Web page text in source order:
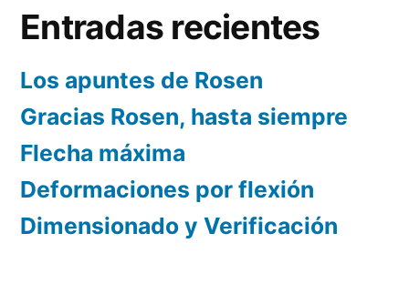
Entradas recientes
Los apuntes de Rosen
Gracias Rosen, hasta siempre
Flecha máxima
Deformaciones por flexión
Dimensionado y Verificación